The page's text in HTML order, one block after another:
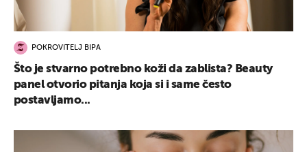
POKROVITELJ BIPA
Što je stvarno potrebno koži da zablista? Beauty
panel otvorio pitanja koja si i same često
postavljamo...